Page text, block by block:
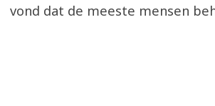
vond dat de meeste mensen